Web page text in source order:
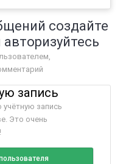
создайте
запись
учётную запись
Это очень